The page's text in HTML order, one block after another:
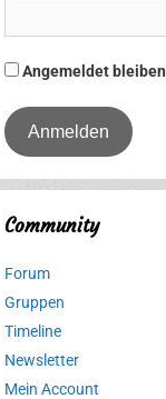
Angemeldet bleiben
Community
Forum
Gruppen
Timeline
Newsletter
Mein Account